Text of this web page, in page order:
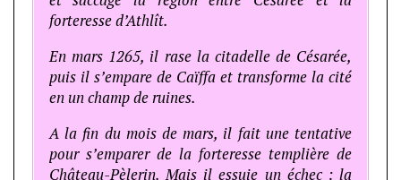
forteresse d’Athlît.
En mars 1265, il rase la citadelle de Césarée,
puis il s’empare de Caïffa et transforme la cité
en un champ de ruines.
A la fin du mois de mars, il fait une tentative
pour s’emparer de la forteresse templière de
Château-Pèlerin. Mais il essuie un échec : la